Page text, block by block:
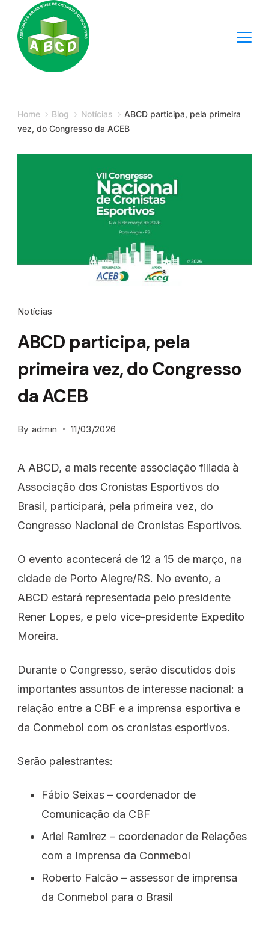
content
Agency
Home Blog Notícias
ABCD participa, pela primeira
vez, do Congresso da ACEB
Notícias
ABCD participa, pela
primeira vez, do Congresso
da ACEB
By admin 11/03/2026
A ABCD, a mais recente associação filiada à
Associação dos Cronistas Esportivos do
Brasil, participará, pela primeira vez, do
Congresso Nacional de Cronistas Esportivos.
O evento acontecerá de 12 a 15 de março, na
cidade de Porto Alegre/RS. No evento, a
ABCD estará representada pelo presidente
Rener Lopes, e pelo vice-presidente Expedito
Moreira.
Durante o Congresso, serão discutidos dois
importantes assuntos de interesse nacional: a
relação entre a CBF e a imprensa esportiva e
da Conmebol com os cronistas esportivos.
Serão palestrantes:
Fábio Seixas – coordenador de
Comunicação da CBF
Ariel Ramirez – coordenador de Relações
com a Imprensa da Conmebol
Roberto Falcão – assessor de imprensa
da Conmebol para o Brasil